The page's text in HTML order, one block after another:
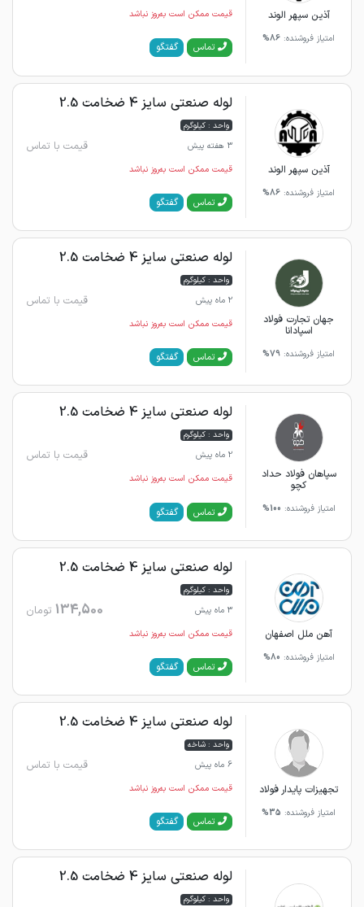
آذین سپهر الوند
امتیاز فروشنده: 86%
قیمت ممکن است به‌روز نباشد
تماس گفتگو
آذین سپهر الوند
امتیاز فروشنده: 86%
لوله صنعتی سایز 4 ضخامت 2.5
واحد : کیلوگرم
3 هفته پیش
قیمت با تماس
قیمت ممکن است به‌روز نباشد
تماس گفتگو
جهان تجارت فولاد
اسپادانا
امتیاز فروشنده: 79%
لوله صنعتی سایز 4 ضخامت 2.5
واحد : کیلوگرم
2 ماه پیش
قیمت با تماس
قیمت ممکن است به‌روز نباشد
تماس گفتگو
سپاهان فولاد حداد
کچو
امتیاز فروشنده: 100%
لوله صنعتی سایز 4 ضخامت 2.5
واحد : کیلوگرم
2 ماه پیش
قیمت با تماس
قیمت ممکن است به‌روز نباشد
تماس گفتگو
آهن ملل اصفهان
امتیاز فروشنده: 80%
لوله صنعتی سایز 4 ضخامت 2.5
واحد : کیلوگرم
3 ماه پیش
134,500 تومان
قیمت ممکن است به‌روز نباشد
تماس گفتگو
تجهیزات پایدار فولاد
امتیاز فروشنده: 35%
لوله صنعتی سایز 4 ضخامت 2.5
واحد : شاخه
6 ماه پیش
قیمت با تماس
قیمت ممکن است به‌روز نباشد
تماس گفتگو
لوله صنعتی سایز 4 ضخامت 2.5
واحد : کیلوگرم